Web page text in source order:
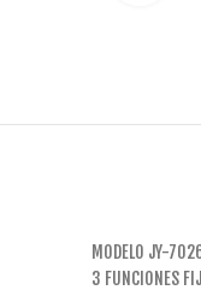
MODELO JY-
3 FUNCIONES